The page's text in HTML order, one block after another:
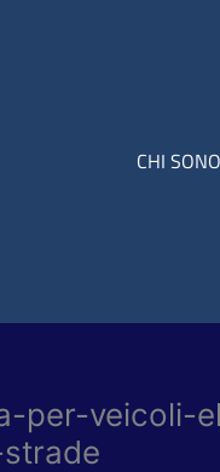
CHI SONO
per-veicoli-